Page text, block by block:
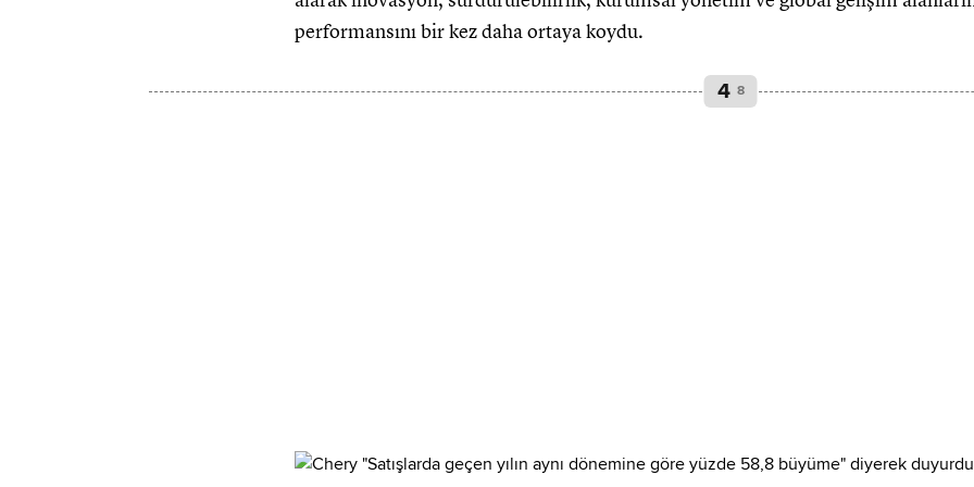
performansını bir kez daha ortaya koydu.
4 8